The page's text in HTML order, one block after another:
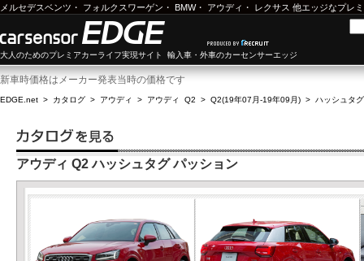
メルセデスベンツ ・ フォルクスワーゲン ・ BMW・ アウディ ・ レクサス 他エッジなプレ
大人のためのプレミアカーライフ実現サイト 輸入車・外車のカーセンサーエッジ
新車時価格はメーカー発表当時の価格です
EDGE.net > カタログ > アウディ > アウディ Q2 > Q2(19年07月-19年09月) > ハッシュタ
アウディ Q2 ハッシュタグ パッション